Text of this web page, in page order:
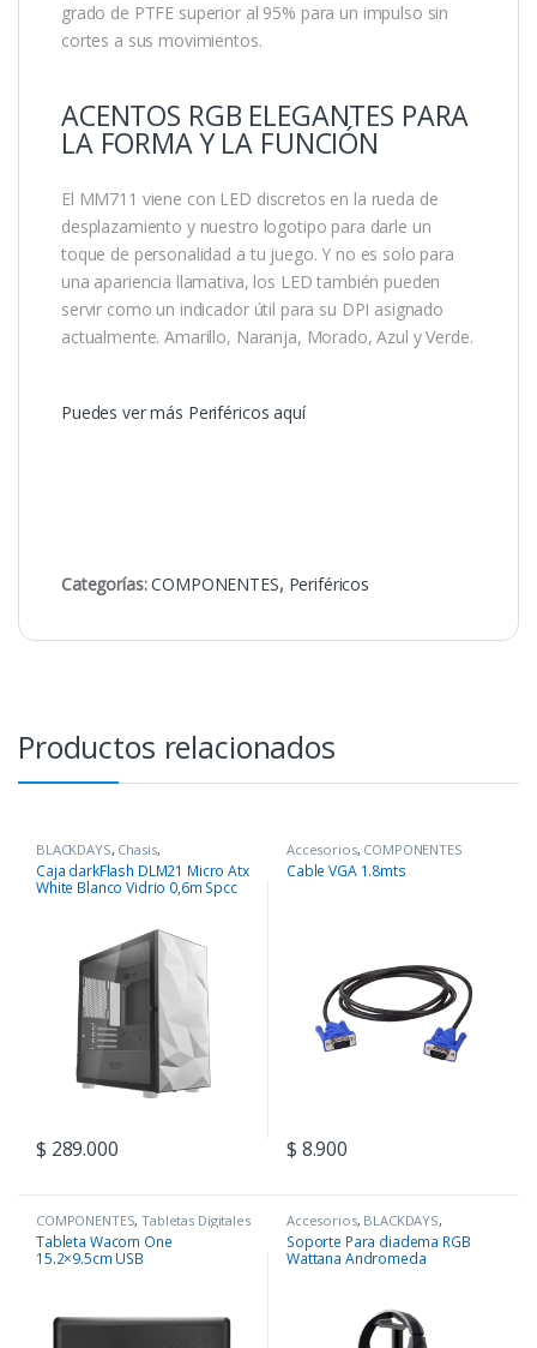
grado de PTFE superior al 95% para un impulso sin
cortes a sus movimientos.
ACENTOS RGB ELEGANTES PARA
LA FORMA Y LA FUNCIÓN
El MM711 viene con LED discretos en la rueda de
desplazamiento y nuestro logotipo para darle un
toque de personalidad a tu juego. Y no es solo para
una apariencia llamativa, los LED también pueden
servir como un indicador útil para su DPI asignado
actualmente. Amarillo, Naranja, Morado, Azul y Verde.
Puedes ver más Periféricos aquí
Categorías:COMPONENTES, Periféricos
Productos relacionados
BLACKDAYS, Chasis,
COMPONENTES
Caja darkFlash DLM21 Micro Atx
White Blanco Vidrio 0,6m Spcc
$ 289.000
Accesorios, COMPONENTES
Cable VGA 1.8mts
$ 8.900
COMPONENTES,Tabletas Digitales
Tableta Wacom One
15.2×9.5cm USB
Accesorios, BLACKDAYS,
COMPONENTES , Periféricos
Soporte Para diadema RGB
Wattana Andromeda